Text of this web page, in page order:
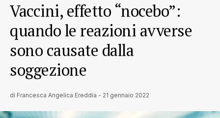
Vaccini, effetto “nocebo”:
quando le reazioni avverse
sono causate dalla
soggezione
di Francesca Angelica Ereddia - 21 gennaio 2022